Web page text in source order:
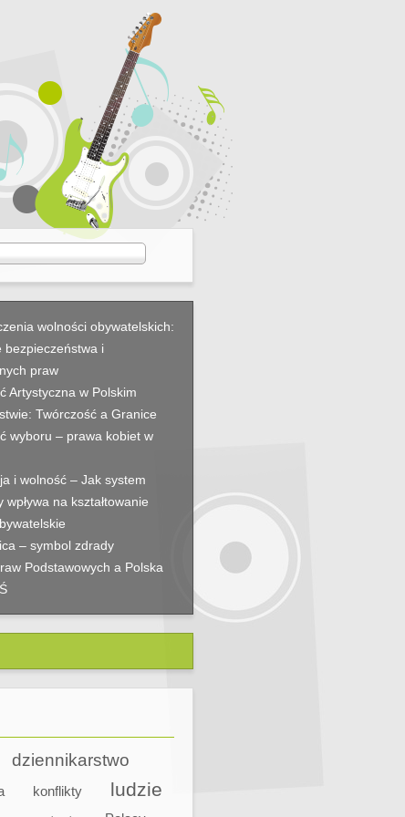
wolności obywatelskich:
bezpieczeństwa i
praw
Artystyczna w Polskim
Twórczość a Granice
wyboru – prawa kobiet w
i wolność – Jak system
wpływa na kształtowanie
– symbol zdrady
Podstawowych a Polska
dziennikarstwo
konflikty ludzie